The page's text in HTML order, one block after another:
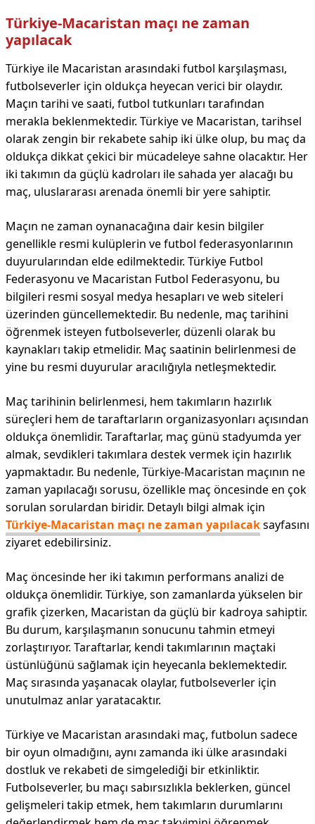
Türkiye-Macaristan maçı ne zaman
yapılacak
Türkiye ile Macaristan arasındaki futbol karşılaşması,
futbolseverler için oldukça heyecan verici bir olaydır.
Maçın tarihi ve saati, futbol tutkunları tarafından
merakla beklenmektedir. Türkiye ve Macaristan, tarihsel
olarak zengin bir rekabete sahip iki ülke olup, bu maç da
oldukça dikkat çekici bir mücadeleye sahne olacaktır. Her
iki takımın da güçlü kadroları ile sahada yer alacağı bu
maç, uluslararası arenada önemli bir yere sahiptir.
Maçın ne zaman oynanacağına dair kesin bilgiler
genellikle resmi kulüplerin ve futbol federasyonlarının
duyurularından elde edilmektedir. Türkiye Futbol
Federasyonu ve Macaristan Futbol Federasyonu, bu
bilgileri resmi sosyal medya hesapları ve web siteleri
üzerinden güncellemektedir. Bu nedenle, maç tarihini
öğrenmek isteyen futbolseverler, düzenli olarak bu
kaynakları takip etmelidir. Maç saatinin belirlenmesi de
yine bu resmi duyurular aracılığıyla netleşmektedir.
Maç tarihinin belirlenmesi, hem takımların hazırlık
süreçleri hem de taraftarların organizasyonları açısından
oldukça önemlidir. Taraftarlar, maç günü stadyumda yer
almak, sevdikleri takımlara destek vermek için hazırlık
yapmaktadır. Bu nedenle, Türkiye-Macaristan maçının ne
zaman yapılacağı sorusu, özellikle maç öncesinde en çok
sorulan sorulardan biridir. Detaylı bilgi almak için
Türkiye-Macaristan maçı ne zaman yapılacaksayfasını
ziyaret edebilirsiniz.
Maç öncesinde her iki takımın performans analizi de
oldukça önemlidir. Türkiye, son zamanlarda yükselen bir
grafik çizerken, Macaristan da güçlü bir kadroya sahiptir.
Bu durum, karşılaşmanın sonucunu tahmin etmeyi
zorlaştırıyor. Taraftarlar, kendi takımlarının maçtaki
üstünlüğünü sağlamak için heyecanla beklemektedir.
Maç sırasında yaşanacak olaylar, futbolseverler için
unutulmaz anlar yaratacaktır.
Türkiye ve Macaristan arasındaki maç, futbolun sadece
bir oyun olmadığını, aynı zamanda iki ülke arasındaki
dostluk ve rekabeti de simgelediği bir etkinliktir.
Futbolseverler, bu maçı sabırsızlıkla beklerken, güncel
gelişmeleri takip etmek, hem takımların durumlarını